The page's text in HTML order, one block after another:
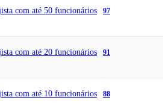
com até 50 funcionários
97
com até 20 funcionários
91
com até 10 funcionários
88